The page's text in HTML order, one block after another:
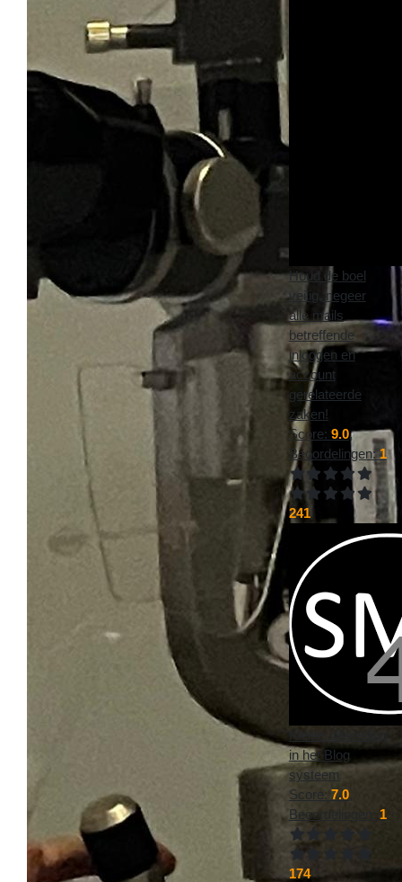
Houd de boel
veilig, negeer
alle mails
betreffende
inloggen en
account
gerelateerde
zaken!
Score: 9.0,
Beoordelingen: 1
241
Kleine uitbreiding
in het Blog
systeem
Score: 7.0,
Beoordelingen: 1
174